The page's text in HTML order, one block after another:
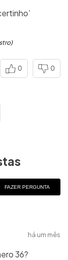
0 0
FAZER PERGUNTA
há um mês
36?